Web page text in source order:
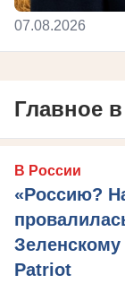
07.08.2026
Главное
В России
«Россию?
Patriot